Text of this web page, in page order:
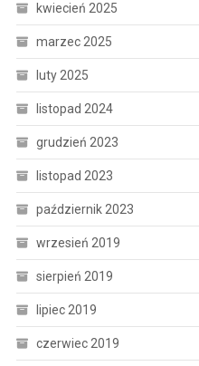
kwiecień 2025
marzec 2025
luty 2025
listopad 2024
grudzień 2023
listopad 2023
październik 2023
wrzesień 2019
sierpień 2019
lipiec 2019
czerwiec 2019